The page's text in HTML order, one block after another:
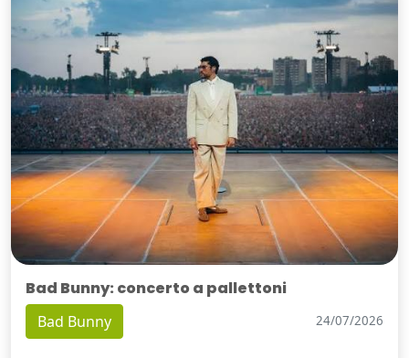
Bad Bunny: concerto a pallettoni
Bad Bunny 24/07/2026